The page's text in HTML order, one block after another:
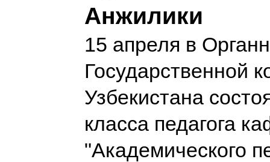
Анжилики
15 апреля в
Государственной
Узбекистана
класса педагога
"Академического